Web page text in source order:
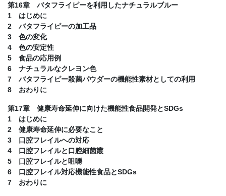
第16章 バタフライピーを利用したナチュラルブルー
1 はじめに
2 バタフライピーの加工品
3 色の変化
4 色の安定性
5 食品の応用例
6 ナチュラルなクレヨン色
7 バタフライピー殺菌パウダーの機能性素材としての利用
8 おわりに
第17章 健康寿命延伸に向けた機能性食品開発とSDGs
1 はじめに
2 健康寿命延伸に必要なこと
3 口腔フレイルへの対応
4 口腔フレイルと口腔細菌叢
5 口腔フレイルと咀嚼
6 口腔フレイル対応機能性食品とSDGs
7 おわりに